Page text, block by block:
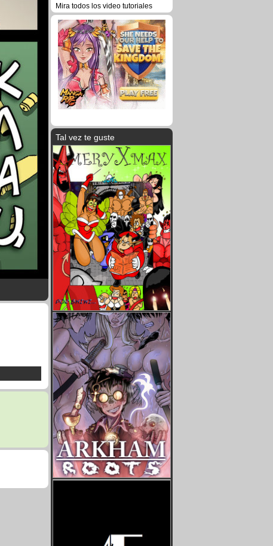
Mira todos los video tutoriales
Tal vez te guste